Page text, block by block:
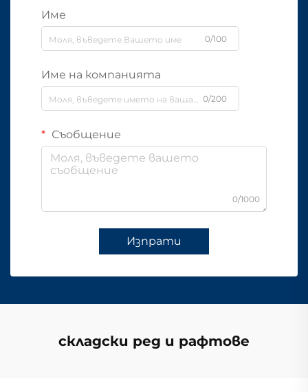
Име
0/100
Име на компанията
0/200
Съобщение
0/1000
Изпрати
складски ред и рафтове